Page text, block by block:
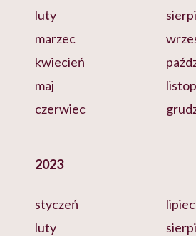
luty
marzec
kwiecień
maj
czerwiec
2023
styczeń
luty
lipiec